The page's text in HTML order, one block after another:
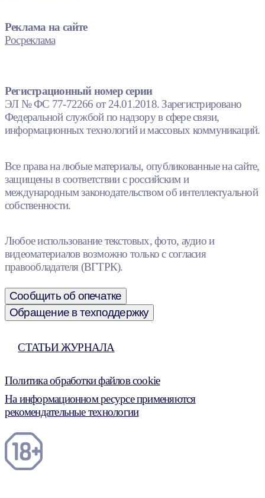
Реклама на сайте
Росреклама
Регистрационный номер серии
ЭЛ № ФС 77-72266 от 24.01.2018. Зарегистрировано
Федеральной службой по надзору в сфере связи,
информационных технологий и массовых коммуникаций.
Все права на любые материалы, опубликованные на сайте,
защищены в соответствии с российским и
международным законодательством об интеллектуальной
собственности.
Любое использование текстовых, фото, аудио и
видеоматериалов возможно только с согласия
правообладателя (ВГТРК).
Сообщить об опечатке
Обращение в техподдержку
СТАТЬИ ЖУРНАЛА
Политика обработки файлов cookie
На информационном ресурсе применяются
рекомендательные технологии